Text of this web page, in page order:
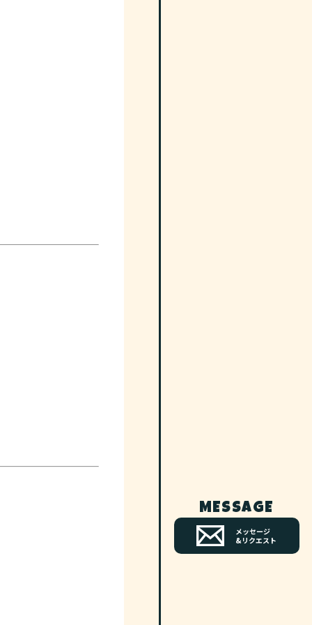
MESSAGE
メッセージ
&リクエスト